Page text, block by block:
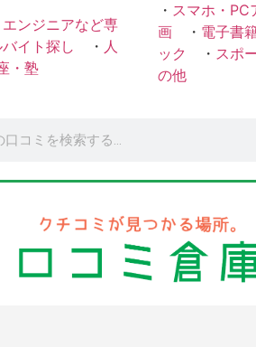
ンジニアなど専
イト探し ・ 人
・塾
・ スマホ・PC
画 ・ 電子書
ック
・ スポ
の他